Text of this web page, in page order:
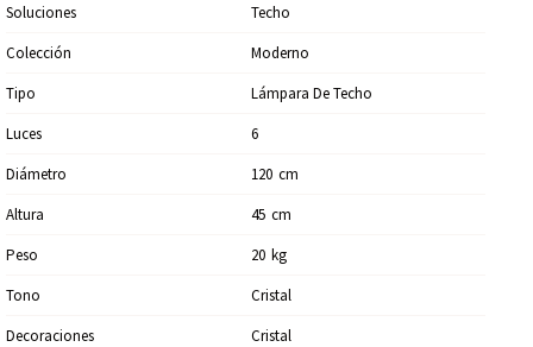
Soluciones
Techo
Colección
Moderno
Tipo
Lámpara De Techo
Luces
6
Diámetro
120 Cm
Altura
45 Cm
Peso
20 Kg
Tono
Cristal
Decoraciones
Cristal